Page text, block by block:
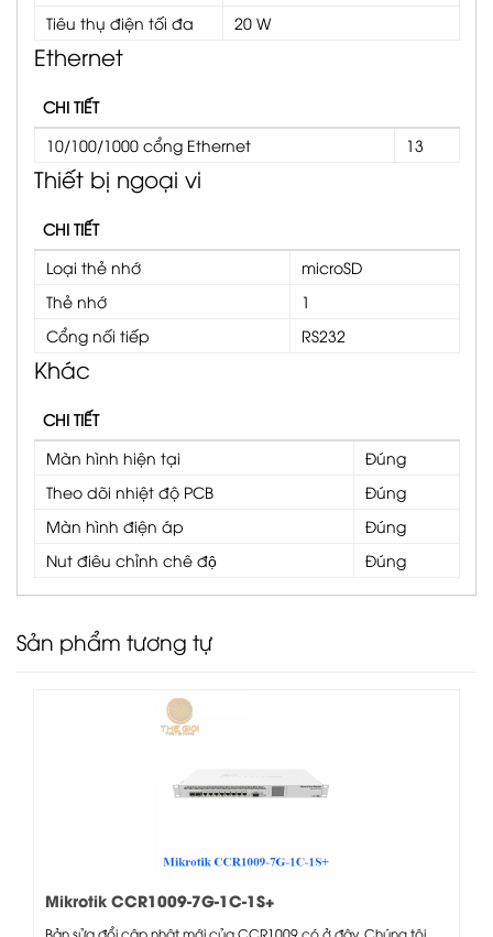
Tiêu thụ điện tối đa 20 W
Ethernet
CHI TIẾT
10/100/1000 cổng Ethernet
13
Thiết bị ngoại vi
CHI TIẾT
Loại thẻ nhớ
microSD
Thẻ nhớ
1
Cổng nối tiếp
RS232
Khác
CHI TIẾT
Màn hình hiện tại
Đúng
Theo dõi nhiệt độ PCB
Đúng
Màn hình điện áp
Đúng
Nut điêu chỉnh chê độ
Đúng
Sản phẩm tương tự
Mikrotik CCR1009-7G-1C-1S+
Bản sửa đổi cập nhật mới của CCR1009 có ở đây. Chúng tôi...